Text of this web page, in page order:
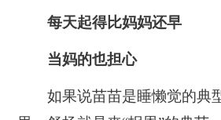
每天起得比妈妈还早
当妈的也担心
如果说苗苗是睡懒觉的典